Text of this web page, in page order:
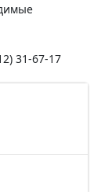
31-67-17